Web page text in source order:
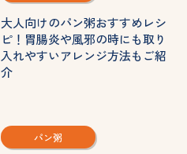
大人向けのパン粥おすすめレシ
ピ！胃腸炎や風邪の時にも取り
入れやすいアレンジ方法もご紹
介
パン粥